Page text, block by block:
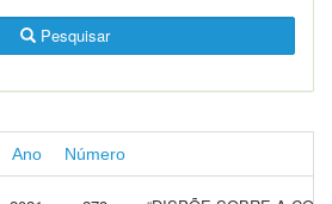
Pesquisar
Ano Número